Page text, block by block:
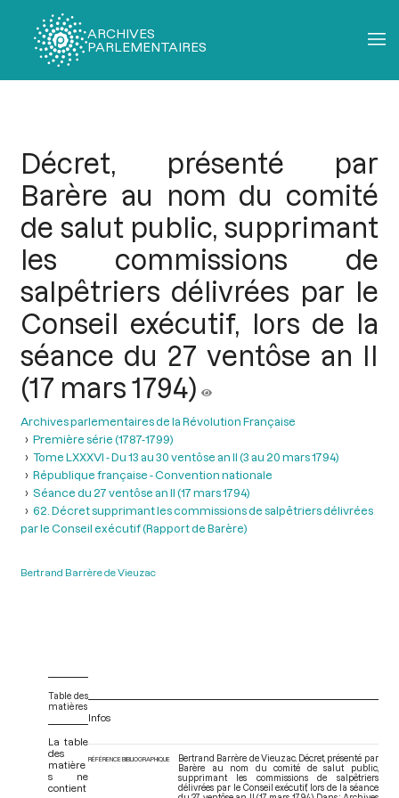
ARCHIVES
PARLEMENTAIRES
Décret, présenté par
Barère au nom du comité
de salut public, supprimant
les commissions de
salpêtriers délivrées par le
Conseil exécutif, lors de la
séance du 27 ventôse an II
(17 mars 1794)
Archives parlementaires de la Révolution Française
Première série (1787-1799)
Tome LXXXVI - Du 13 au 30 ventôse an II (3 au 20 mars 1794)
République française - Convention nationale
Séance du 27 ventôse an II (17 mars 1794)
62. Décret supprimant les commissions de salpêtriers délivrées
par le Conseil exécutif (Rapport de Barère)
Bertrand Barrère de Vieuzac
Table des
matières
La table
des
matière
s ne
contient
Infos
RÉFÉRENCE BIBLIOGRAPHIQUE
Bertrand Barrère de Vieuzac. Décret, présenté par
Barère au nom du comité de salut public,
supprimant les commissions de salpêtriers
délivrées par le Conseil exécutif, lors de la séance